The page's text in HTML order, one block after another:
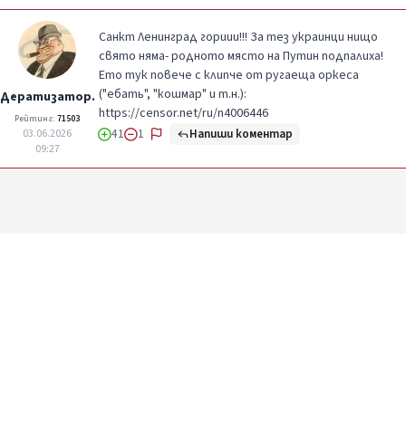
Дератизатор.
Рейтинг: 71503
03.06.2026
09:27
Санкт Ленинград гориии!!! За тез украинци нищо
свято няма- родното място на Путин подпалиха!
Ето тук повече с клипче от ругаеща оркеса
("ебать", "кошмар" и т.н.):
https://censor.net/ru/n4006446
41 1 Напиши коментар